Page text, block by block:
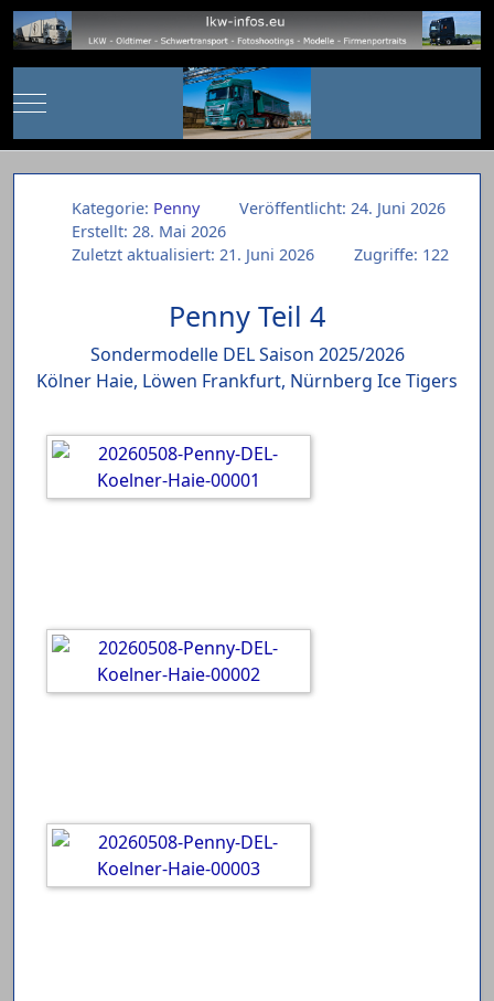
Mobile Menu Toggle
Kategorie: Penny
Veröffentlicht: 24. Juni 2026
Erstellt: 28. Mai 2026
Zuletzt aktualisiert: 21. Juni 2026
Zugriffe: 122
Penny Teil 4
Sondermodelle DEL Saison 2025/2026
Kölner Haie, Löwen Frankfurt, Nürnberg Ice Tigers